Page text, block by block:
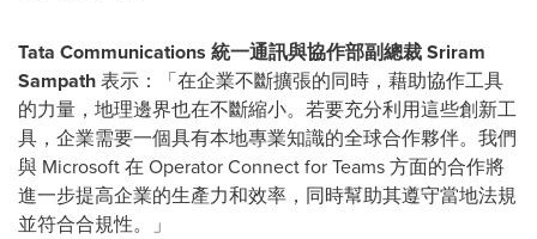
Tata Communications 統一通訊與協作部副總裁Sriram
Sampath表示：「在企業不斷擴張的同時，藉助協作工具
的力量，地理邊界也在不斷縮小。若要充分利用這些創新工
具，企業需要一個具有本地專業知識的全球合作夥伴。我們
與 Microsoft 在 Operator Connect for Teams 方面的合作將
進一步提高企業的生產力和效率，同時幫助其遵守當地法規
並符合合規性。」